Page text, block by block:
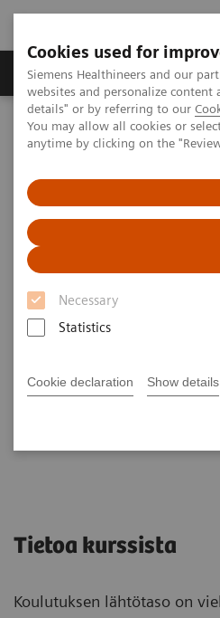
Cookies used for
Siemens Healthineers and our
websites and personalize content
details" or by referring to our
You may allow all cookies or
anytime by clicking on the
Necessary
Statistics
Cookie declaration Show details
Tuotteet ja palvelut
Home Koulutukset
Siemens
Kurssitarjonta: Kuvantaminen
MR
Tietoa kurssista
Koulutuksen lähtötaso on